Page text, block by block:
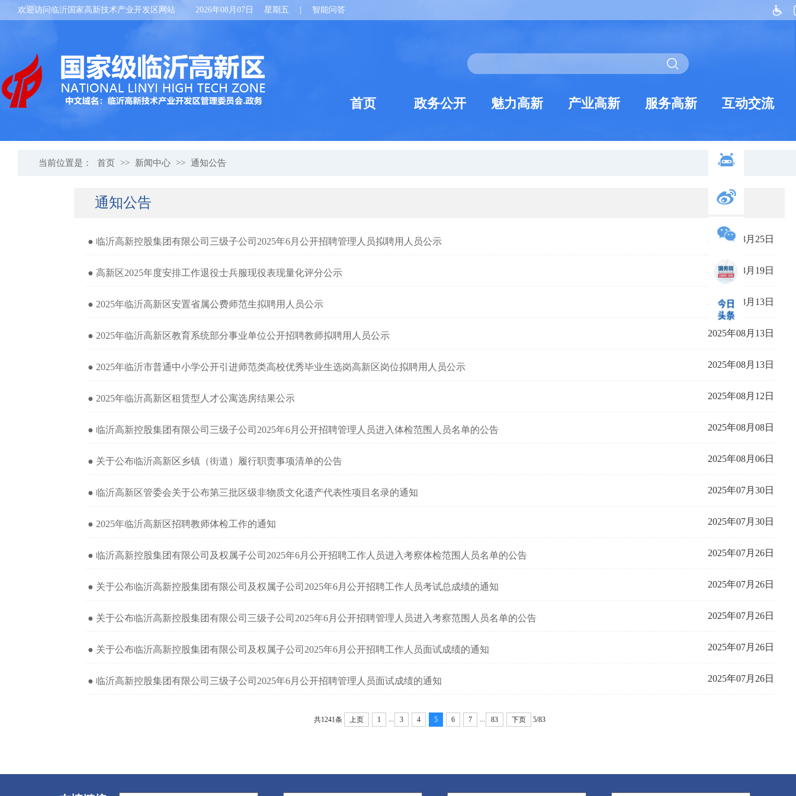
欢迎访问临沂国家高新技术产业开发区网站 2026年08月07日 星期五 智能问答
首页 政务公开 魅力高新 产业高新 服务高新 互动交流
当前位置是： 首页 >> 新闻中心 >> 通知公告
通知公告
● 临沂高新控股集团有限公司三级子公司2025年6月公开招聘管理人员拟聘用人员公示 2025年08月25日
● 高新区2025年度安排工作退役士兵服现役表现量化评分公示 2025年08月19日
● 2025年临沂高新区安置省属公费师范生拟聘用人员公示 2025年08月13日
● 2025年临沂高新区教育系统部分事业单位公开招聘教师拟聘用人员公示 2025年08月13日
● 2025年临沂市普通中小学公开引进师范类高校优秀毕业生选岗高新区岗位拟聘用人员公示 2025年08月13日
● 2025年临沂高新区租赁型人才公寓选房结果公示 2025年08月12日
● 临沂高新控股集团有限公司三级子公司2025年6月公开招聘管理人员进入体检范围人员名单的公告 2025年08月08日
● 关于公布临沂高新区乡镇（街道）履行职责事项清单的公告 2025年08月06日
● 临沂高新区管委会关于公布第三批区级非物质文化遗产代表性项目名录的通知 2025年07月30日
● 2025年临沂高新区招聘教师体检工作的通知 2025年07月30日
● 临沂高新控股集团有限公司及权属子公司2025年6月公开招聘工作人员进入考察体检范围人员名单的公告 2025年07月26日
● 关于公布临沂高新控股集团有限公司及权属子公司2025年6月公开招聘工作人员考试总成绩的通知 2025年07月26日
● 关于公布临沂高新控股集团有限公司三级子公司2025年6月公开招聘管理人员进入考察范围人员名单的公告 2025年07月26日
● 关于公布临沂高新控股集团有限公司及权属子公司2025年6月公开招聘工作人员面试成绩的通知 2025年07月26日
● 临沂高新控股集团有限公司三级子公司2025年6月公开招聘管理人员面试成绩的通知 2025年07月26日
共1241条 上页 1 3 4 5 6 7 83 下页 5/83